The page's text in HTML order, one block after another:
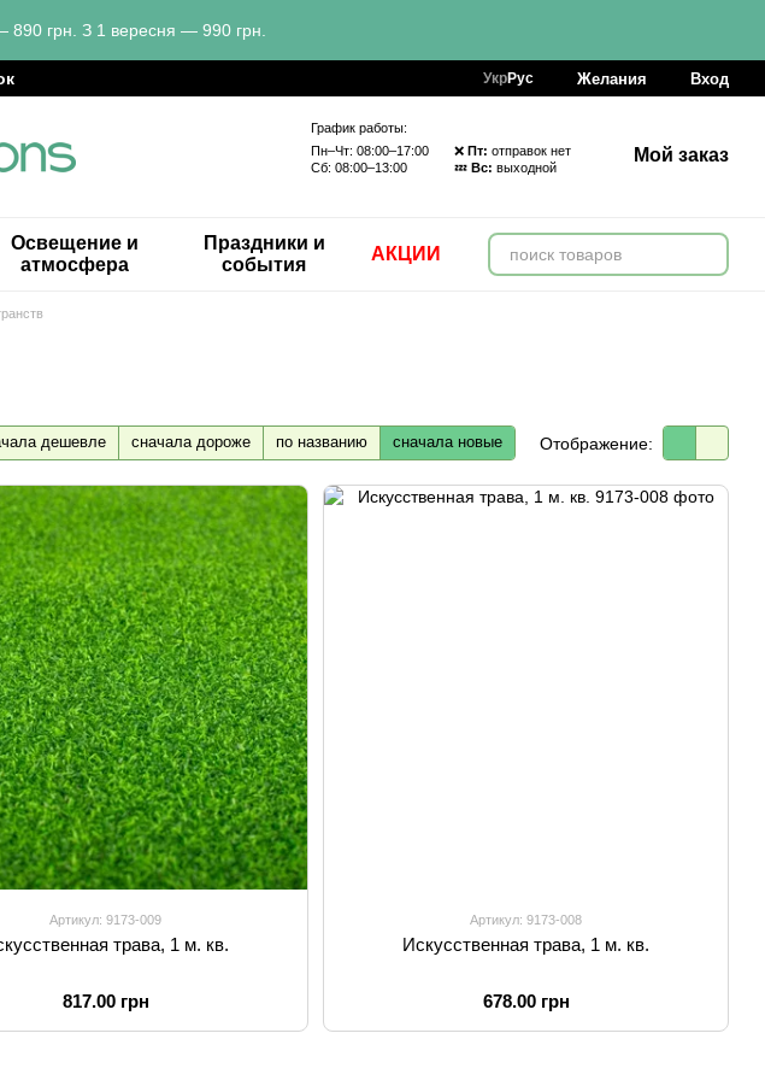
890 грн. З 1 вересня — 990 грн.
УкрРус Желания Вход
График работы:
Пн–Чт: 08:00–17:00 ❌ Пт: отправок нет
Сб: 08:00–13:00 💤 Вс: выходной
Мой заказ
Освещение и
атмосфера
Праздники и
события
АКЦИИ
дешевле сначала дороже по названию сначала новые Отображение:
Артикул: 9173-009
трава, 1 м. кв.
817.00 грн
Артикул: 9173-008
Искусственная трава, 1 м. кв.
678.00 грн